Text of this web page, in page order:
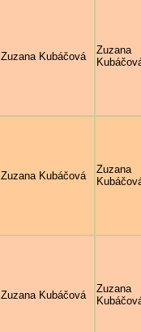
Zuzana Kubáčová
Zuzana
Zuzana Kubáčová
Zuzana
Zuzana Kubáčová
Zuzana